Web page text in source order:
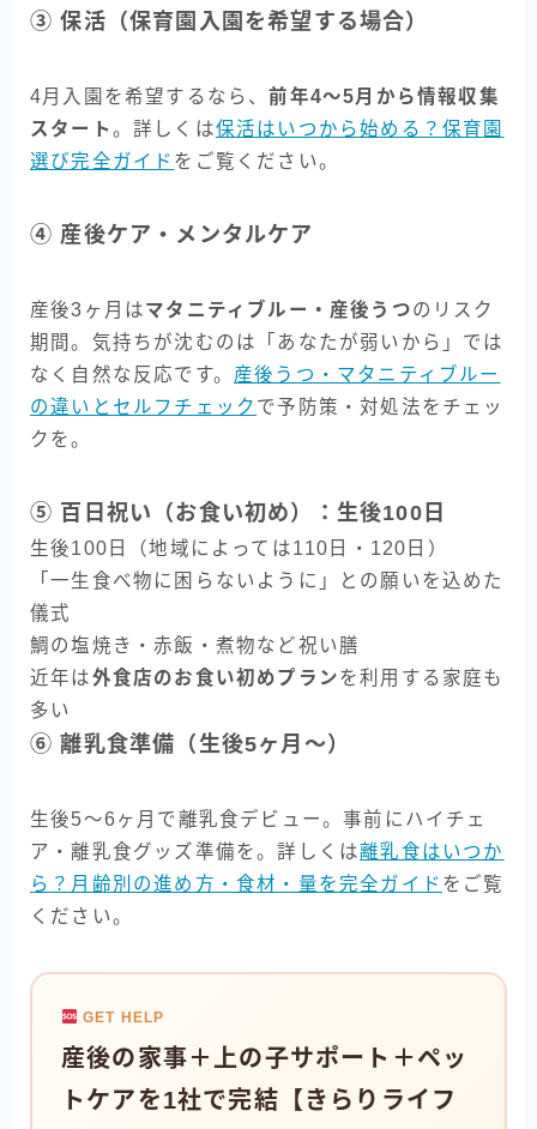
③ 保活（保育園入園を希望する場合）
4月入園を希望するなら、前年4〜5月から情報収集
スタート。詳しくは保活はいつから始める？保育園
選び完全ガイド をご覧ください。
④ 産後ケア・メンタルケア
産後3ヶ月はマタニティブルー・産後うつのリスク
期間。気持ちが沈むのは「あなたが弱いから」では
なく自然な反応です。 産後うつ・マタニティブルー
の違いとセルフチェック で予防策・対処法をチェッ
クを。
⑤ 百日祝い（お食い初め）：生後100日
生後100日（地域によっては110日・120日）
「一生食べ物に困らないように」との願いを込めた
儀式
鯛の塩焼き・赤飯・煮物など祝い膳
近年は外食店のお食い初めプランを利用する家庭も
多い
⑥ 離乳食準備（生後5ヶ月〜）
生後5〜6ヶ月で離乳食デビュー。事前にハイチェ
ア・離乳食グッズ準備を。詳しくは離乳食はいつか
ら？月齢別の進め方・食材・量を完全ガイド をご覧
ください。
GET HELP
産後の家事＋上の子サポート＋ペッ
トケアを1社で完結【きらりライフ